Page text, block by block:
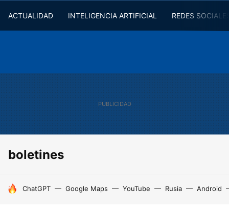
ACTUALIDAD INTELIGENCIA ARTIFICIAL REDES
boletines
HOY SE HABLA DE
ChatGPT Google Maps YouTube Rusia Android